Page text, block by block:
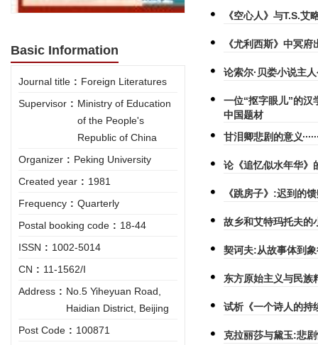
Basic Information
Journal title : Foreign Literatures
Supervisor : Ministry of Education
of the People's
Republic of China
Organizer : Peking University
Created year : 1981
Frequency : Quarterly
Postal booking code : 18-44
ISSN : 1002-5014
CN : 11-1562/I
Address : No.5 Yiheyuan Road,
Haidian District, Beijing
Post Code : 100871
《空心人》与T.S.艾
《尤利西斯》中冥
论索尔·贝娄小说主
一位“抠字眼儿”的
中国题材
甘泪卿悲剧的意义
论《追忆似水年华》
《跳房子》:迟到的
故乡和艾特玛托夫的
契诃夫:从故事体到
东方原始主义与民
试析《一个诗人的持
克拉丽莎与黛玉:悲